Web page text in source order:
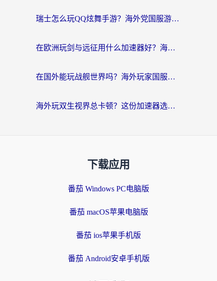
瑞士怎么玩QQ炫舞手游？海外党国服游戏不卡指南（附重生细胞闪耀暖暖优化技巧）
在欧洲玩剑与远征用什么加速器好？海外党亲测有效的国服游戏加速指南
在国外能玩战舰世界吗？海外玩家国服畅玩终极指南（附印尼天使之战赛事攻略）
海外玩双生视界总卡顿？这份加速器选择指南帮你告别延迟（附欧洲流星蝴蝶剑澳门青鸾繁华录优化技巧）
下载应用
番茄 Windows PC电脑版
番茄 macOS苹果电脑版
番茄 ios苹果手机版
番茄 Android安卓手机版